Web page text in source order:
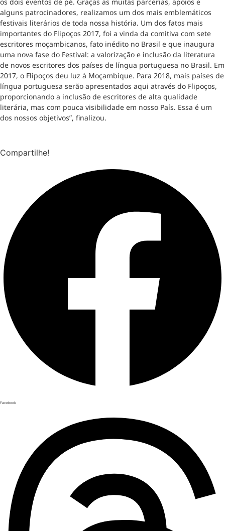
alguns patrocinadores, realizamos um dos mais emblemáticos
festivais literários de toda nossa história. Um dos fatos mais
importantes do Flipoços 2017, foi a vinda da comitiva com sete
escritores moçambicanos, fato inédito no Brasil e que inaugura
uma nova fase do Festival: a valorização e inclusão da literatura
de novos escritores dos países de língua portuguesa no Brasil. Em
2017, o Flipoços deu luz à Moçambique. Para 2018, mais países de
língua portuguesa serão apresentados aqui através do Flipoços,
proporcionando a inclusão de escritores de alta qualidade
literária, mas com pouca visibilidade em nosso País. Essa é um
dos nossos objetivos”, finalizou.
Compartilhe!
Facebook